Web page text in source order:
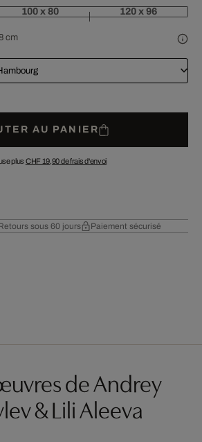
100 x 80 120 x 96
cm
AU PANIER
plus CHF 19,90de frais d'envoi
sous 60 jours Paiement sécurisé
de Andrey
& Lili Aleeva